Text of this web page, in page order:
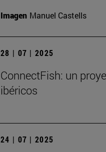
Imagen Manuel Castells
28 | 07 | 2025
ConnectFish: un
ibéricos
24 | 07 | 2025